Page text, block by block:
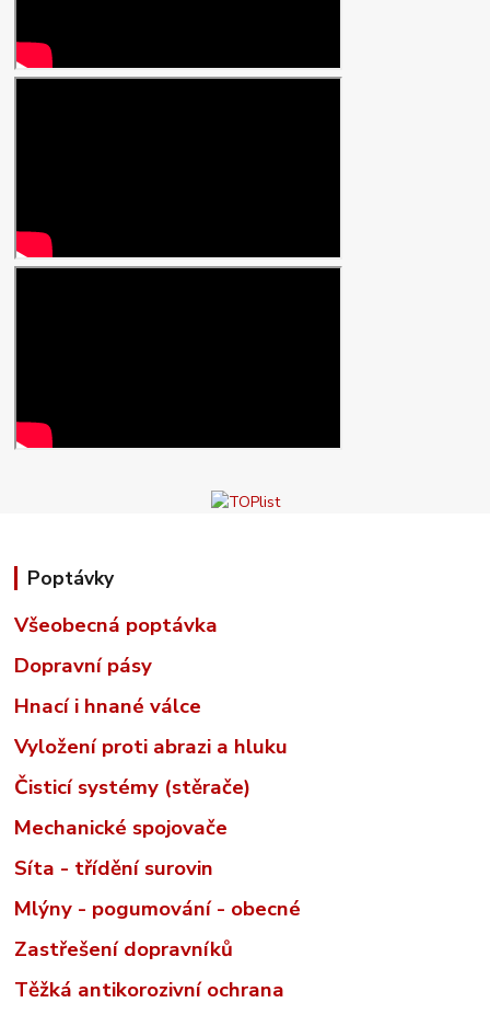
Poptávky
Všeobecná poptávka
Dopravní pásy
Hnací i hnané válce
Vyložení proti abrazi a hluku
Čisticí systémy (stěrače)
Mechanické spojovače
Síta - třídění surovin
Mlýny - pogumování - obecné
Zastřešení dopravníků
Těžká antikorozivní ochrana